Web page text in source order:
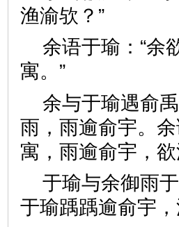
渔渝欤？”
余语于瑜：“余
寓。”
余与于瑜遇俞
雨，雨逾俞宇。
寓，雨逾俞宇，
于瑜与余御雨
于瑜踽踽逾俞宇，